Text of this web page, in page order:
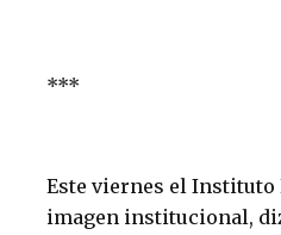
***
Este viernes el Instituto
imagen institucional,